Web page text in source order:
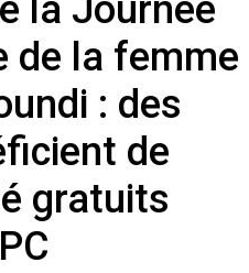
la Journée
de la femme
: des
de
gratuits